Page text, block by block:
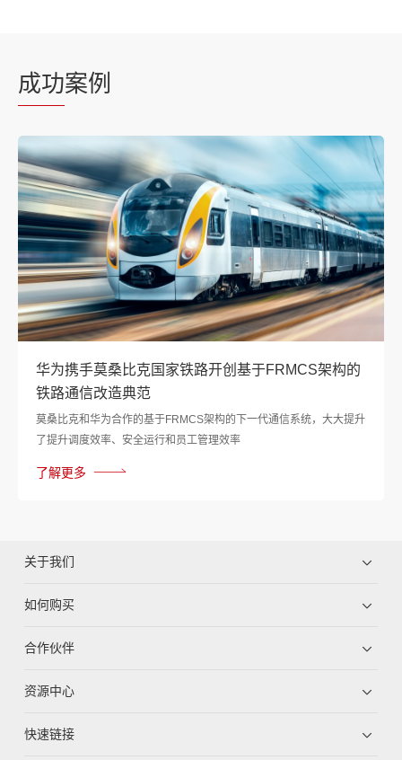
成功案例
华为携手莫桑比克国家铁路开创基于FRMCS架构的
铁路通信改造典范
莫桑比克和华为合作的基于FRMCS架构的下一代通信系统，大大提升
了提升调度效率、安全运行和员工管理效率
了解更多
关于我们
如何购买
合作伙伴
资源中心
快速链接